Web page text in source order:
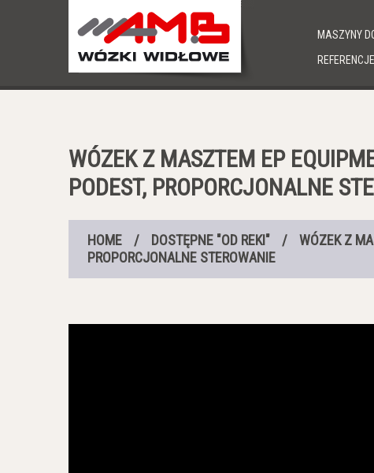
MASZYNY
REFERENCJE
WÓZEK Z MASZTEM EP
PODEST, PROPORCJONALNE
HOME / DOSTĘPNE "OD REKI" /
WÓZEK Z
PROPORCJONALNE STEROWANIE